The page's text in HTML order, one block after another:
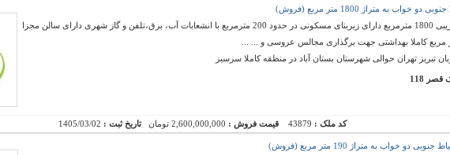
خواب به متراژ 1800 متر مربع (فروش)
ویلا به متراژ تقریبی 1800 مترمربع دارای زیربنای مسکونی در حدود 200 مترمربع با انشعابات آب، برق،تلفن و گاز شهری دارای سالن مجزا
تبریز تهران حوالی شهرستان بستان آباد در منطقه کاملا سرسبز
118
کد ملک : 43879 قیمت فروش : 2,600,000,000 تومان تاریخ ثبت : 1405/03/02
دو خواب به متراژ 190 متر مربع (فروش)